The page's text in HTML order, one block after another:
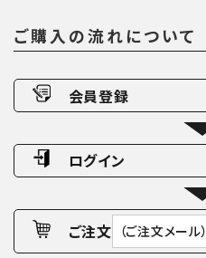
ご購入の流れについて
会員登録
ログイン
ご注文 （ご注文メール）